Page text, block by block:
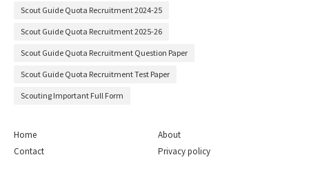
Scout Guide Quota Recruitment 2024-25
Scout Guide Quota Recruitment 2025-26
Scout Guide Quota Recruitment Question Paper
Scout Guide Quota Recruitment Test Paper
Scouting Important Full Form
Home
About
Contact
Privacy policy